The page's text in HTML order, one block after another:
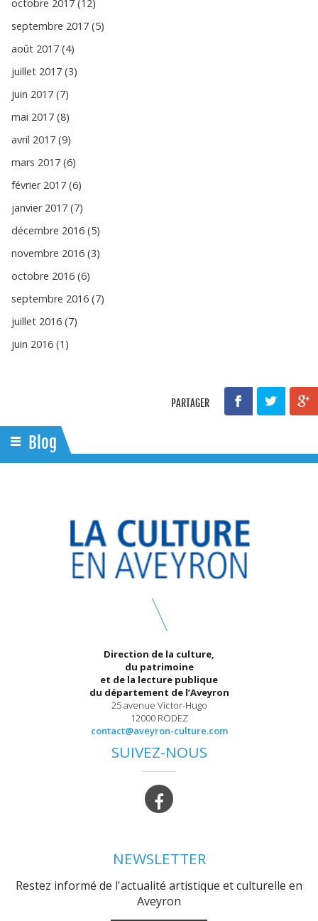
octobre 2017 (12)
septembre 2017 (5)
août 2017 (4)
juillet 2017 (3)
juin 2017 (7)
mai 2017 (8)
avril 2017 (9)
mars 2017 (6)
février 2017 (6)
janvier 2017 (7)
décembre 2016 (5)
novembre 2016 (3)
octobre 2016 (6)
septembre 2016 (7)
juillet 2016 (7)
juin 2016 (1)
PARTAGER
Blog
Direction de la culture,
du patrimoine
et de la lecture publique
du département de l’Aveyron
25 avenue Victor-Hugo
12000 RODEZ
contact@aveyron-culture.com
SUIVEZ-NOUS
NEWSLETTER
Restez informé de l'actualité artistique et culturelle en
Aveyron